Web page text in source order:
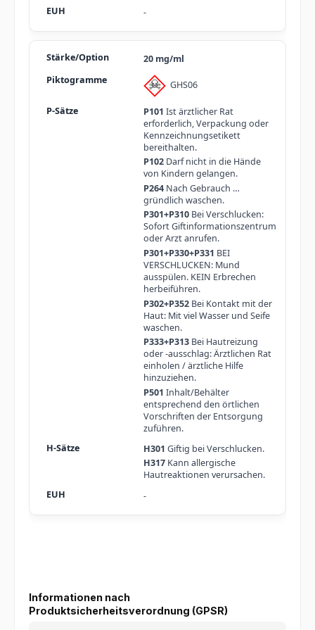
-
20 mg/ml
GHS06
P101 Ist ärztlicher Rat
erforderlich, Verpackung oder
Kennzeichnungsetikett
bereithalten.
P102Darf nicht in die Hände
von Kindern gelangen.
P264Nach Gebrauch …
gründlich waschen.
P301+P310Bei Verschlucken:
Sofort Giftinformationszentrum
oder Arzt anrufen.
P301+P330+P331 BEI
VERSCHLUCKEN: Mund
ausspülen. KEIN Erbrechen
herbeiführen.
P302+P352Bei Kontakt mit der
Haut: Mit viel Wasser und Seife
waschen.
P333+P313Bei Hautreizung
oder -ausschlag: Ärztlichen Rat
einholen / ärztliche Hilfe
hinzuziehen.
P501 Inhalt/Behälter
entsprechend den örtlichen
Vorschriften der Entsorgung
zuführen.
H301 Giftig bei Verschlucken.
H317Kann allergische
Hautreaktionen verursachen.
-
Informationen nach
Produktsicherheitsverordnung (GPSR)